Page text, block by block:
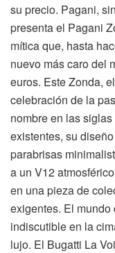
su precio. Pagani,
presenta el Pagani
mítica que, hasta
nuevo más caro del
euros. Este Zonda,
celebración de la
nombre en las
existentes, su
parabrisas
a un V12
en una pieza de
exigentes. El
indiscutible en la
lujo. El Bugatti La